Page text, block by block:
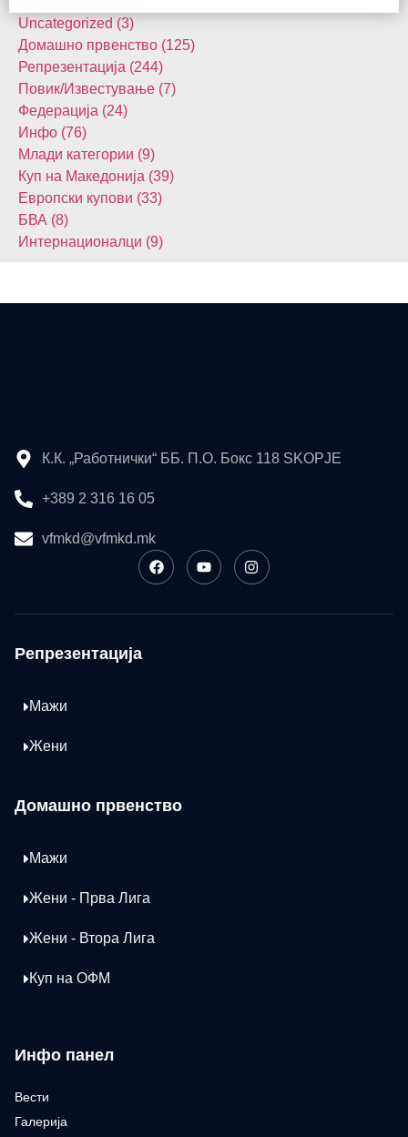
Uncategorized (3)
Домашнo првенство (125)
Репрезентација (244)
Повик/Известување (7)
Федерација (24)
Инфо (76)
Млади категории (9)
Куп на Македонија (39)
Европски купови (33)
БВА (8)
Интернационалци (9)
К.К. „Работнички“ ББ. П.О. Бокс 118 SKOPJE
+389 2 316 16 05
vfmkd@vfmkd.mk
Репрезентација
Мажи
Жени
Домашно првенство
Мажи
Жени - Прва Лига
Жени - Втора Лига
Куп на ОФМ
Инфо панел
Вести
Галерија